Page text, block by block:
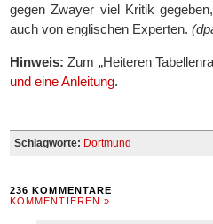
gegen Zwayer viel Kritik
auch von englischen Experten.
Hinweis: Zum „Heiteren
und eine Anleitung.
Schlagworte: Dortmund
236 KOMMENTARE
KOMMENTIEREN »